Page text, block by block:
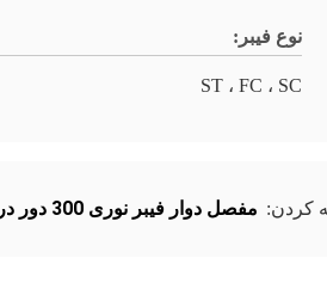
نوع فیبر:
ST ، FC ، SC
کردن: مفصل دوار فیبر نوری 300 دور در دقیقه